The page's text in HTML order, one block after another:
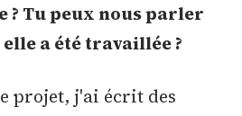
? Tu peux nous parler
a été travaillée ?
projet, j'ai écrit des